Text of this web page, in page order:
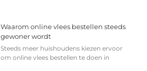
Waarom online vlees bestellen steeds
gewoner wordt
Steeds meer huishoudens kiezen ervoor
om online vlees bestellen te doen in